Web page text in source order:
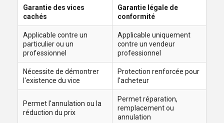
Garantie des vices
cachés
Garantie légale de
conformité
Applicable contre un
particulier ou un
professionnel
Applicable uniquement
contre un vendeur
professionnel
Nécessite de démontrer
l'existence du vice
Protection renforcée pour
l'acheteur
Permet l'annulation ou la
réduction du prix
Permet réparation,
remplacement ou
annulation